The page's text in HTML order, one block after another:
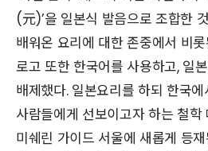
(元)’을 일본식 발음으로 조합한
배워온 요리에 대한 존중에서 비
로고 또한 한국어를 사용하고, 일
배제했다. 일본요리를 하되 한국
사람들에게 선보이고자 하는 철
미쉐린 가이드 서울에 새롭게 등